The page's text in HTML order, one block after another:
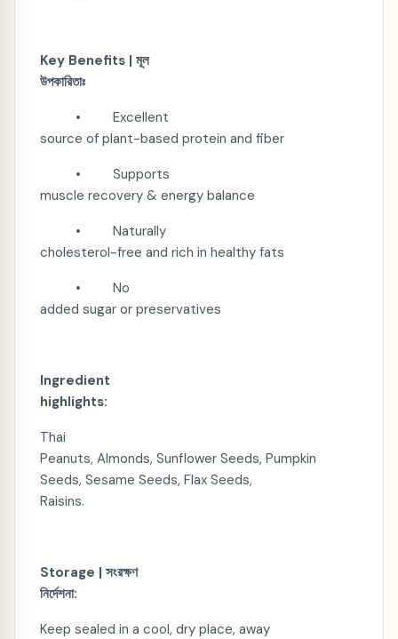
Key Benefits | মূল
উপকারিতাঃ
• Excellent
source of plant-based protein and fiber
• Supports
muscle recovery & energy balance
• Naturally
cholesterol-free and rich in healthy fats
• No
added sugar or preservatives
Ingredient
highlights:
Thai
Peanuts, Almonds, Sunflower Seeds, Pumpkin
Seeds, Sesame Seeds, Flax Seeds,
Raisins.
Storage | সংরক্ষণ
নির্দেশনা:
Keep sealed in a cool, dry place, away